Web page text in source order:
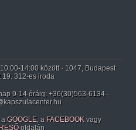
14:00 között · 1047, Budapest
19. 312-es iroda
9-14 óráig: +36(30)563-6134 ·
a GOOGLE, a FACEBOOK vagy
oldalán